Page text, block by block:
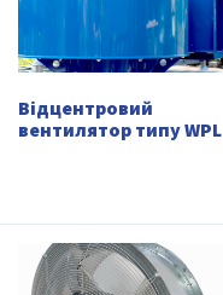
Відцентровий
вентилятор типу WPL